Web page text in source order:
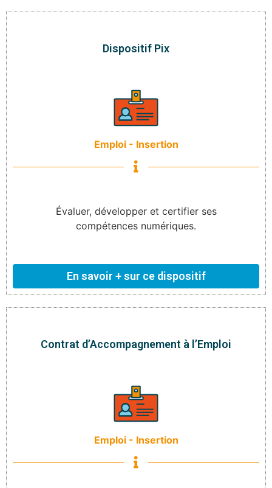
Dispositif Pix
Emploi - Insertion
Évaluer, développer et certifier ses
compétences numériques.
En savoir + sur ce dispositif
Contrat d’Accompagnement à l’Emploi
Emploi - Insertion